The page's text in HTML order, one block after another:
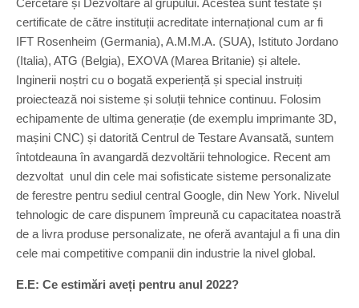
Cercetare și Dezvoltare al grupului. Acestea sunt testate și
certificate de către instituții acreditate internațional cum ar fi
IFT Rosenheim (Germania), A.M.M.A. (SUA), Istituto Jordano
(Italia), ATG (Belgia), EXOVA (Marea Britanie) și altele.
Inginerii noștri cu o bogată experiență și special instruiți
proiectează noi sisteme și soluții tehnice continuu. Folosim
echipamente de ultima generație (de exemplu imprimante 3D,
mașini CNC) și datorită Centrul de Testare Avansată, suntem
întotdeauna în avangardă dezvoltării tehnologice. Recent am
dezvoltat unul din cele mai sofisticate sisteme personalizate
de ferestre pentru sediul central Google, din New York. Nivelul
tehnologic de care dispunem împreună cu capacitatea noastră
de a livra produse personalizate, ne oferă avantajul a fi una din
cele mai competitive companii din industrie la nivel global.
E.E: Ce estimări aveți pentru anul 2022?